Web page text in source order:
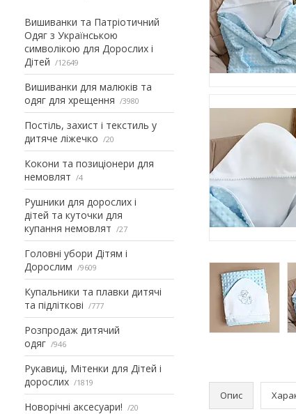
Вишиванки та Патріотичний
Одяг з Українською
символікою для Дорослих і
Дітей
12649
Вишиванки для малюків та
одяг для хрещення
3980
Постіль, захист і текстиль у
дитяче ліжечко
20
Кокони та позиціонери для
немовлят
4
Рушники для дорослих і
дітей та куточки для
купання немовлят
27
Головні убори Дітям і
Дорослим
9609
Купальники та плавки дитячі
та підліткові
777
Розпродаж дитячий
одяг
946
Рукавиці, Мітенки для Дітей і
дорослих
1819
Новорічні аксесуари! 20
Опис